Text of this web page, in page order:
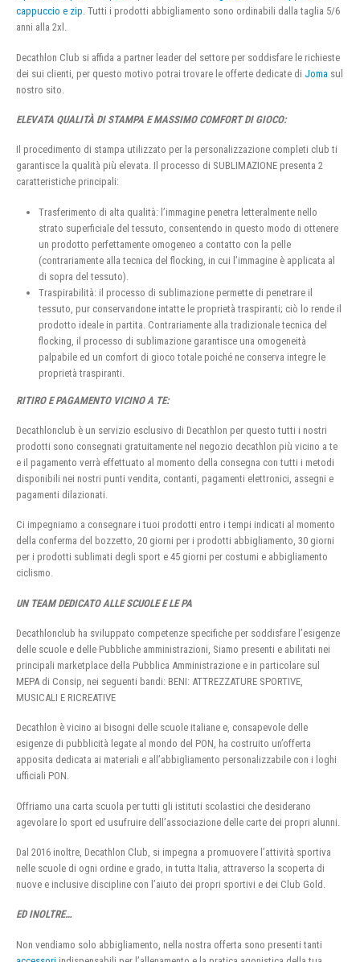
cappuccio e zip. Tutti i prodotti abbigliamento sono ordinabili dalla taglia 5/6
anni alla 2xl.
Decathlon Club si affida a partner leader del settore per soddisfare le richieste
dei sui clienti, per questo motivo potrai trovare le offerte dedicate di Joma sul
nostro sito.
ELEVATA QUALITÀ DI STAMPA E MASSIMO COMFORT DI GIOCO:
Il procedimento di stampa utilizzato per la personalizzazione completi club ti
garantisce la qualità più elevata. Il processo di SUBLIMAZIONE presenta 2
caratteristiche principali:
Trasferimento di alta qualità: l’immagine penetra letteralmente nello
strato superficiale del tessuto, consentendo in questo modo di ottenere
un prodotto perfettamente omogeneo a contatto con la pelle
(contrariamente alla tecnica del flocking, in cui l’immagine è applicata al
di sopra del tessuto).
Traspirabilità: il processo di sublimazione permette di penetrare il
tessuto, pur conservandone intatte le proprietà traspiranti; ciò lo rende il
prodotto ideale in partita. Contrariamente alla tradizionale tecnica del
flocking, il processo di sublimazione garantisce una omogeneità
palpabile ed un comfort di gioco totale poiché ne conserva integre le
proprietà traspiranti.
RITIRO E PAGAMENTO VICINO A TE:
Decathlonclub è un servizio esclusivo di Decathlon per questo tutti i nostri
prodotti sono consegnati gratuitamente nel negozio decathlon più vicino a te
e il pagamento verrà effettuato al momento della consegna con tutti i metodi
disponibili nei nostri punti vendita, contanti, pagamenti elettronici, assegni e
pagamenti dilazionati.
Ci impegniamo a consegnare i tuoi prodotti entro i tempi indicati al momento
della conferma del bozzetto, 20 giorni per i prodotti abbigliamento, 30 giorni
per i prodotti sublimati degli sport e 45 giorni per costumi e abbigliamento
ciclismo.
UN TEAM DEDICATO ALLE SCUOLE E LE PA
Decathlonclub ha sviluppato competenze specifiche per soddisfare l’esigenze
delle scuole e delle Pubbliche amministrazioni, Siamo presenti e abilitati nei
principali marketplace della Pubblica Amministrazione e in particolare sul
MEPA di Consip, nei seguenti bandi: BENI: ATTREZZATURE SPORTIVE,
MUSICALI E RICREATIVE
Decathlon è vicino ai bisogni delle scuole italiane e, consapevole delle
esigenze di pubblicità legate al mondo del PON, ha costruito un’offerta
apposita dedicata ai materiali e all’abbigliamento personalizzabile con i loghi
ufficiali PON.
Offriamo una carta scuola per tutti gli istituti scolastici che desiderano
agevolare lo sport ed usufruire dell’associazione delle carte dei propri alunni.
Dal 2016 inoltre, Decathlon Club, si impegna a promuovere l’attività sportiva
nelle scuole di ogni ordine e grado, in tutta Italia, attraverso la scoperta di
nuove e inclusive discipline con l’aiuto dei propri sportivi e dei Club Gold.
ED INOLTRE…
Non vendiamo solo abbigliamento, nella nostra offerta sono presenti tanti